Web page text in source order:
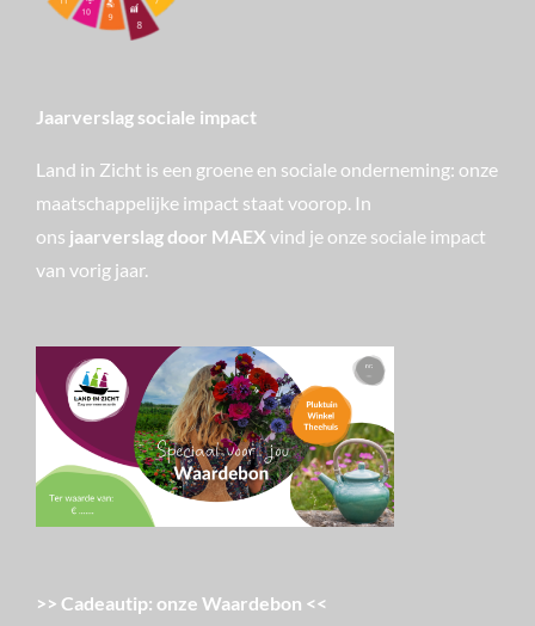
Jaarverslag sociale impact
Land in Zicht is een groene en sociale onderneming: onze
maatschappelijke impact staat voorop. In
ons jaarverslag door MAEX vind je onze sociale impact
van vorig jaar.
>> Cadeautip: onze Waardebon <<